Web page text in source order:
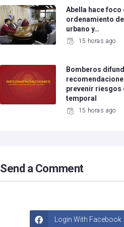
Abella hace foco
ordenamiento
urbano y…
15 horas ago
Bomberos
prevenir riesgos
temporal
15 horas ago
Send a Comment
Login With Facebook